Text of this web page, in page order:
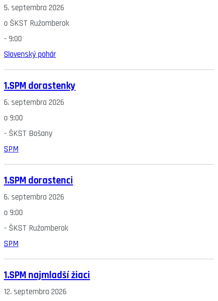
5. septembra 2026
o ŠKST Ružomberok
- 9:00
Slovenský pohár
1.SPM dorastenky
6. septembra 2026
o 9:00
- ŠKST Bošany
SPM
1.SPM dorastenci
6. septembra 2026
o 9:00
- ŠKST Ružomberok
SPM
1.SPM najmladší žiaci
12. septembra 2026